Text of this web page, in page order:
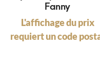
Fanny
L'affichage du prix
requiert un code